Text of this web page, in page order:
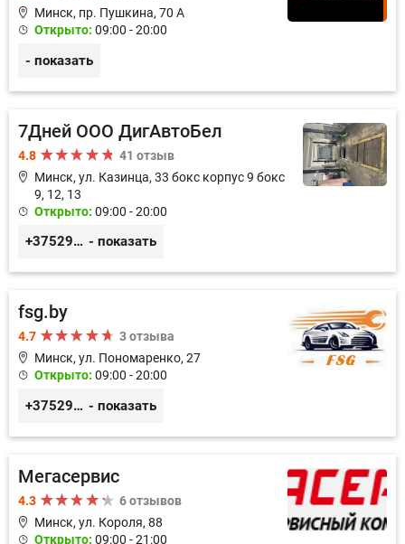
Минск, пр. Пушкина, 70 А
Открыто: 09:00 - 20:00
- показать
7Дней ООО ДигАвтоБел
4.8
41 отзыв
Минск, ул. Казинца, 33 бокс корпус 9 бокс
9, 12, 13
Открыто: 09:00 - 20:00
+375296518100 - показать
fsg.by
4.7
3 отзыва
Минск, ул. Пономаренко, 27
Открыто: 09:00 - 20:00
+375291882338 - показать
Мегасервис
4.3
6 отзывов
Минск, ул. Короля, 88
Открыто: 09:00 - 21:00